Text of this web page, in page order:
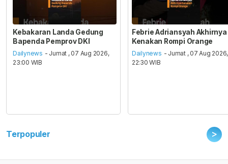
Kebakaran Landa Gedung
Bapenda Pemprov DKI
Dailynews - Jumat , 07 Aug 2026,
23:00 WIB
Febrie Adriansyah Akhirnya
Kenakan Rompi Orange
Dailynews - Jumat , 07 Aug 2026,
22:30 WIB
Terpopuler >